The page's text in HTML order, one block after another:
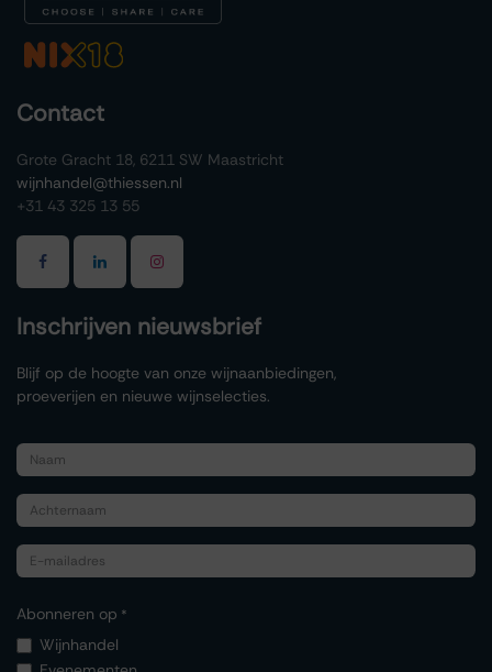
Contact
Grote Gracht 18, 6211 SW Maastricht
wijnhandel@thiessen.nl
+31 43 325 13 55
Inschrijven nieuwsbrief
Blijf op de hoogte van onze wijnaanbiedingen,
proeverijen en nieuwe wijnselecties.
Abonneren op *
Wijnhandel